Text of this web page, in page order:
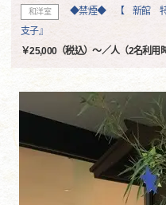
和洋室
◆禁煙◆ 【 新館 特
支子』
￥25,000（税込）～／人（2名利用